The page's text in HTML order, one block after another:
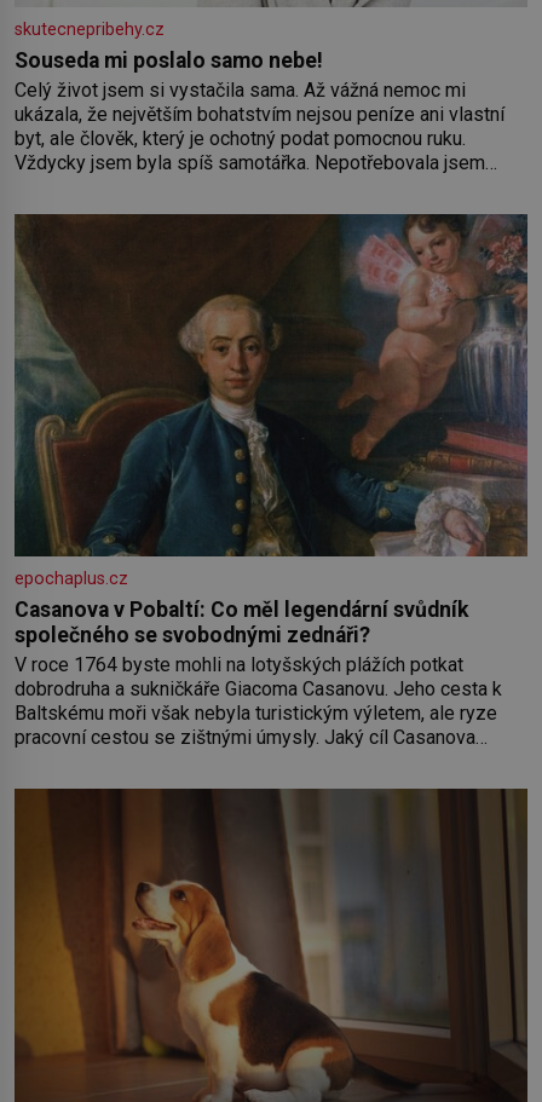
skutecnepribehy.cz
Souseda mi poslalo samo nebe!
Celý život jsem si vystačila sama. Až vážná nemoc mi
ukázala, že největším bohatstvím nejsou peníze ani vlastní
byt, ale člověk, který je ochotný podat pomocnou ruku.
Vždycky jsem byla spíš samotářka. Nepotřebovala jsem
práce a hlavně klid. Hned po studiích jsem odešla z rodného
epochaplus.cz
Casanova v Pobaltí: Co měl legendární svůdník
společného se svobodnými zednáři?
V roce 1764 byste mohli na lotyšských plážích potkat
dobrodruha a sukničkáře Giacoma Casanovu. Jeho cesta k
Baltskému moři však nebyla turistickým výletem, ale ryze
pracovní cestou se zištnými úmysly. Jaký cíl Casanova
Rigy? Casanova v Pobaltí kontaktoval tamní zednářské lóže.
Nebyl v této oblasti žádným nováčkem, protože do